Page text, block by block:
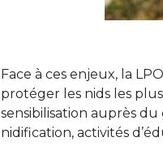
Face à ces enjeux, la
protéger les nids les
sensibilisation auprès
nidification, activités